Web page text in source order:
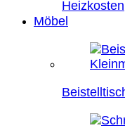
Heizkosten
Möbel